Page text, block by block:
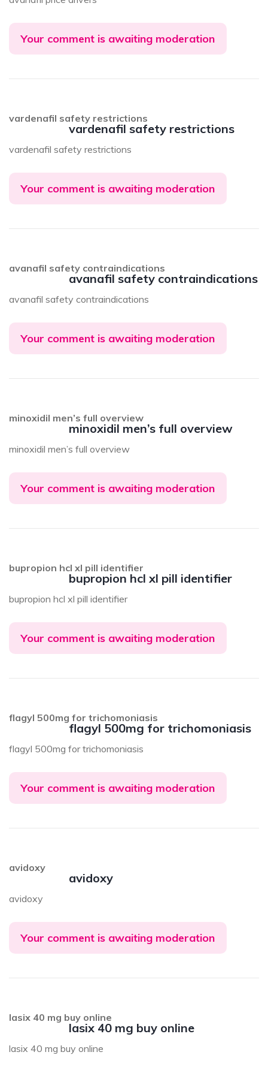
Your comment is awaiting moderation
vardenafil safety restrictions
vardenafil safety restrictions
vardenafil safety restrictions
Your comment is awaiting moderation
avanafil safety contraindications
avanafil safety contraindications
avanafil safety contraindications
Your comment is awaiting moderation
minoxidil men’s full overview
minoxidil men’s full overview
minoxidil men’s full overview
Your comment is awaiting moderation
bupropion hcl xl pill identifier
bupropion hcl xl pill identifier
bupropion hcl xl pill identifier
Your comment is awaiting moderation
flagyl 500mg for trichomoniasis
flagyl 500mg for trichomoniasis
flagyl 500mg for trichomoniasis
Your comment is awaiting moderation
avidoxy
avidoxy
avidoxy
Your comment is awaiting moderation
lasix 40 mg buy online
lasix 40 mg buy online
lasix 40 mg buy online